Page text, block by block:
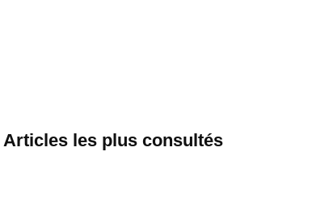
Articles les plus consultés